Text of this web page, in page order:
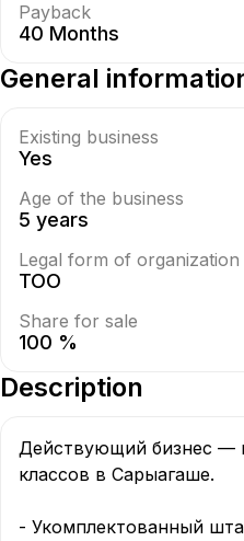
Payback
40 Months
General
Existing business
Yes
Age of the business
5 years
Legal form of organization
ТОО
Share for sale
100 %
Description
Действующий бизнес —
классов в Сарыагаше.
- Укомплектованный